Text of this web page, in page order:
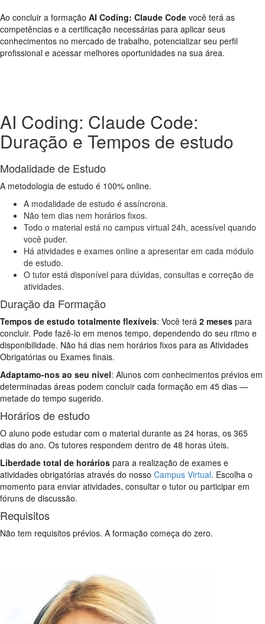
Ao concluir a formação AI Coding: Claude Code você terá as
competências e a certificação necessárias para aplicar seus
conhecimentos no mercado de trabalho, potencializar seu perfil
profissional e acessar melhores oportunidades na sua área.
AI Coding: Claude Code:
Duração e Tempos de estudo
Modalidade de Estudo
A metodologia de estudo é 100% online.
A modalidade de estudo é assíncrona.
Não tem dias nem horários fixos.
Todo o material está no campus virtual 24h, acessível quando
você puder.
Há atividades e exames online a apresentar em cada módulo
de estudo.
O tutor está disponível para dúvidas, consultas e correção de
atividades.
Duração da Formação
Tempos de estudo totalmente flexíveis: Você terá 2 meses para
concluir. Pode fazê-lo em menos tempo, dependendo do seu ritmo e
disponibilidade. Não há dias nem horários fixos para as Atividades
Obrigatórias ou Exames finais.
Adaptamo-nos ao seu nível: Alunos com conhecimentos prévios em
determinadas áreas podem concluir cada formação em 45 dias —
metade do tempo sugerido.
Horários de estudo
O aluno pode estudar com o material durante as 24 horas, os 365
dias do ano. Os tutores respondem dentro de 48 horas úteis.
Liberdade total de horários para a realização de exames e
atividades obrigatórias através do nosso Campus Virtual. Escolha o
momento para enviar atividades, consultar o tutor ou participar em
fóruns de discussão.
Requisitos
Não tem requisitos prévios. A formação começa do zero.